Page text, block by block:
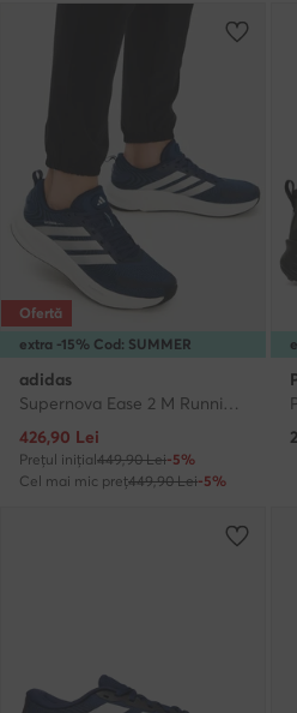
extra -15% Cod: SUMMER
Ofertă
adidas
Supernova Ease 2 M Running Shoes JQ4253 · Pantofi pentru alergare
Prețul actual
426,90 Lei
Prețul inițial449,90 Lei-5%
Cel mai mic preț449,90 Lei-5%